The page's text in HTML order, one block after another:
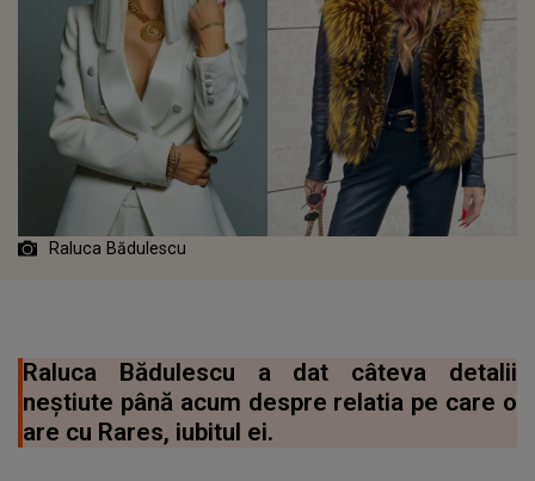
Raluca Bădulescu
Raluca Bădulescu a dat câteva detalii
neștiute până acum despre relatia pe care o
are cu Rares, iubitul ei.